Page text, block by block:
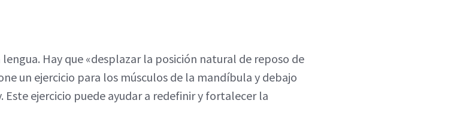
Hay que «desplazar la posición natural de reposo de
un ejercicio para los músculos de la mandíbula y debajo
ejercicio puede ayudar a redefinir y fortalecer la